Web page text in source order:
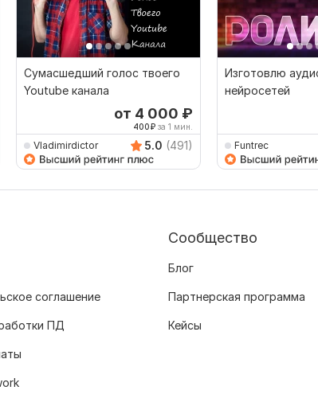
Сумасшедший голос твоего
Youtube канала
от 4 000 ₽
400₽ за 1 мин.
Vladimirdictor 5.0 (491)
Изготовлю
нейросетей
Funtrec
соглашение
ПД
Сообщество
Блог
Партнерская программа
Кейсы